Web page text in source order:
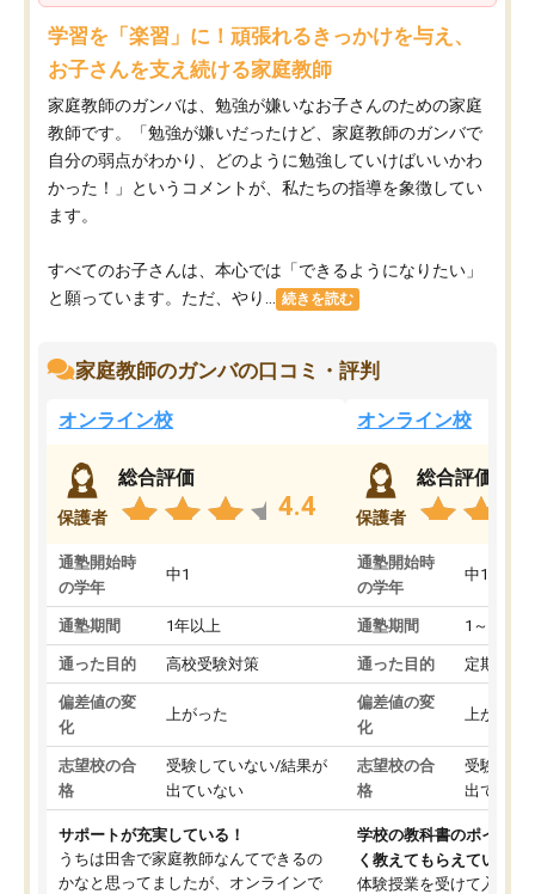
学習を「楽習」に！頑張れるきっかけを与え、
お子さんを支え続ける家庭教師
家庭教師のガンバは、勉強が嫌いなお子さんのための家庭
教師です。「勉強が嫌いだったけど、家庭教師のガンバで
自分の弱点がわかり、どのように勉強していけばいいかわ
かった！」というコメントが、私たちの指導を象徴してい
ます。
すべてのお子さんは、本心では「できるようになりたい」
と願っています。ただ、やり...
続きを読む
家庭教師のガンバの口コミ・評判
オンライン校
保護者
総合評価
4.4
通塾開始時
の学年
中1
通塾期間 1年以上
通った目的 高校受験対策
偏差値の変
化
上がった
志望校の合
格
受験していない/結果が
出ていない
サポートが充実している！
うちは田舎で家庭教師なんてできるの
かなと思ってましたが、オンラインで
オンライン校
保護者
総合評価
通塾開始時
の学年
中1
通塾期間 1～3ヵ月
通った目的 定期テス
偏差値の変
化
上がった
志望校の合
格
受験して
出ていな
学校の教科書のポイント
く教えてもらえている
体験授業を受けて入塾し